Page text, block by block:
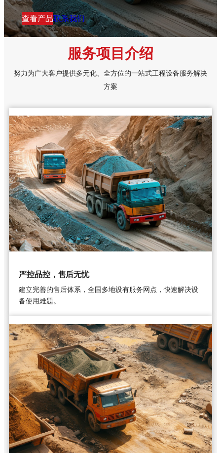
查看产品联系我们
服务项目介绍
努力为广大客户提供多元化、全方位的一站式工程设备服务解决
方案
严控品控，售后无忧
建立完善的售后体系，全国多地设有服务网点，快速解决设
备使用难题。